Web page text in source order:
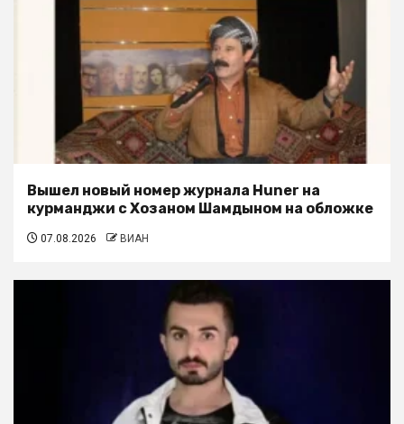
Вышел новый номер журнала Huner на
курманджи с Хозаном Шамдыном на обложке
07.08.2026 ВИАН